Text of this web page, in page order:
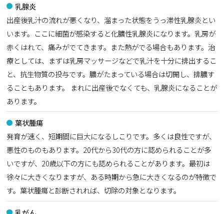
乳腺炎
出産後乳汁の流れが悪くなり、溜まった状態をうっ滞性乳腺炎とい
います。ここに細菌が感染すると化膿性乳腺炎になります。乳房が
赤くはれて、痛みがでてきます。また熱がでる場合もあります。治
療としては、まずは乳房マッサージなどで乳汁を十分に排出するこ
と、抗生物質の投与です。膿がたまっている場合は切開し、排膿す
ることもあります。 まれに出産後でなくても、乳腺炎になることが
あります。
葉状腫瘍
発育が速く、短期間に巨大になるしこりです。多くは良性ですが、
悪性のものもあります。20代から30代の方に認められることが多
いですが、20歳以下の方にも認められることがあります。最初は
徐々に大きくなりますが、ある時期から急に大きくなるのが特徴で
す。葉状腫瘍と診断されれば、切除の対象となります。